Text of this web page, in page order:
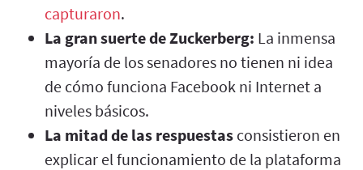
capturaron.
La gran suerte de Zuckerberg: La inmensa
mayoría de los senadores no tienen ni idea
de cómo funciona Facebook ni Internet a
niveles básicos.
La mitad de las respuestas consistieron en
explicar el funcionamiento de la plataforma